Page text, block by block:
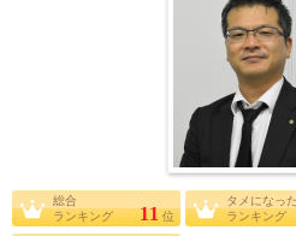
総合
ランキング
11 位
タメになった
ランキング